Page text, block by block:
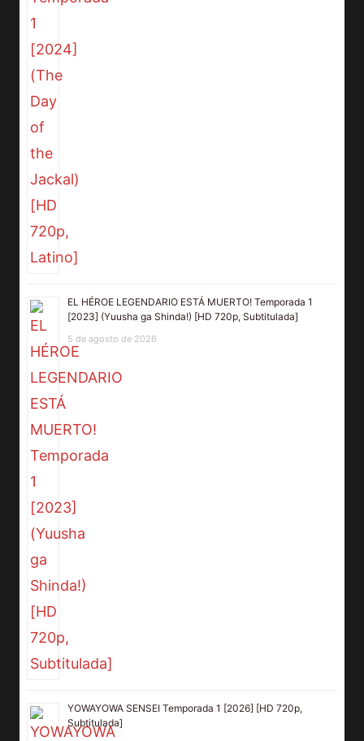
EL HÉROE LEGENDARIO ESTÁ MUERTO! Temporada 1
[2023] (Yuusha ga Shinda!) [HD 720p, Subtitulada]
5 de agosto de 2026
YOWAYOWA SENSEI Temporada 1 [2026] [HD 720p,
Subtitulada]